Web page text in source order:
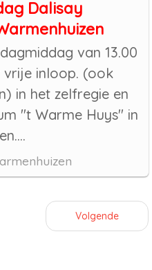
Dalisay
van 13.00
vrije inloop. (ook
in het zelfregie en
"t Warme Huys" in
Volgende